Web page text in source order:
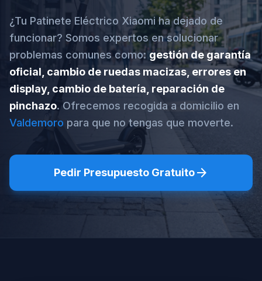
¿Tu Patinete Eléctrico Xiaomi ha dejado de
funcionar? Somos expertos en solucionar
problemas comunes como:gestión de garantía
oficial, cambio de ruedas macizas, errores en
display, cambio de batería, reparación de
pinchazo. Ofrecemos recogida a domicilio en
Valdemoro para que no tengas que moverte.
Pedir Presupuesto Gratuitoarrow_forward